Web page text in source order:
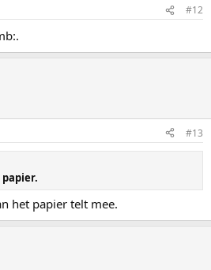
#12
#13
het papier telt mee.